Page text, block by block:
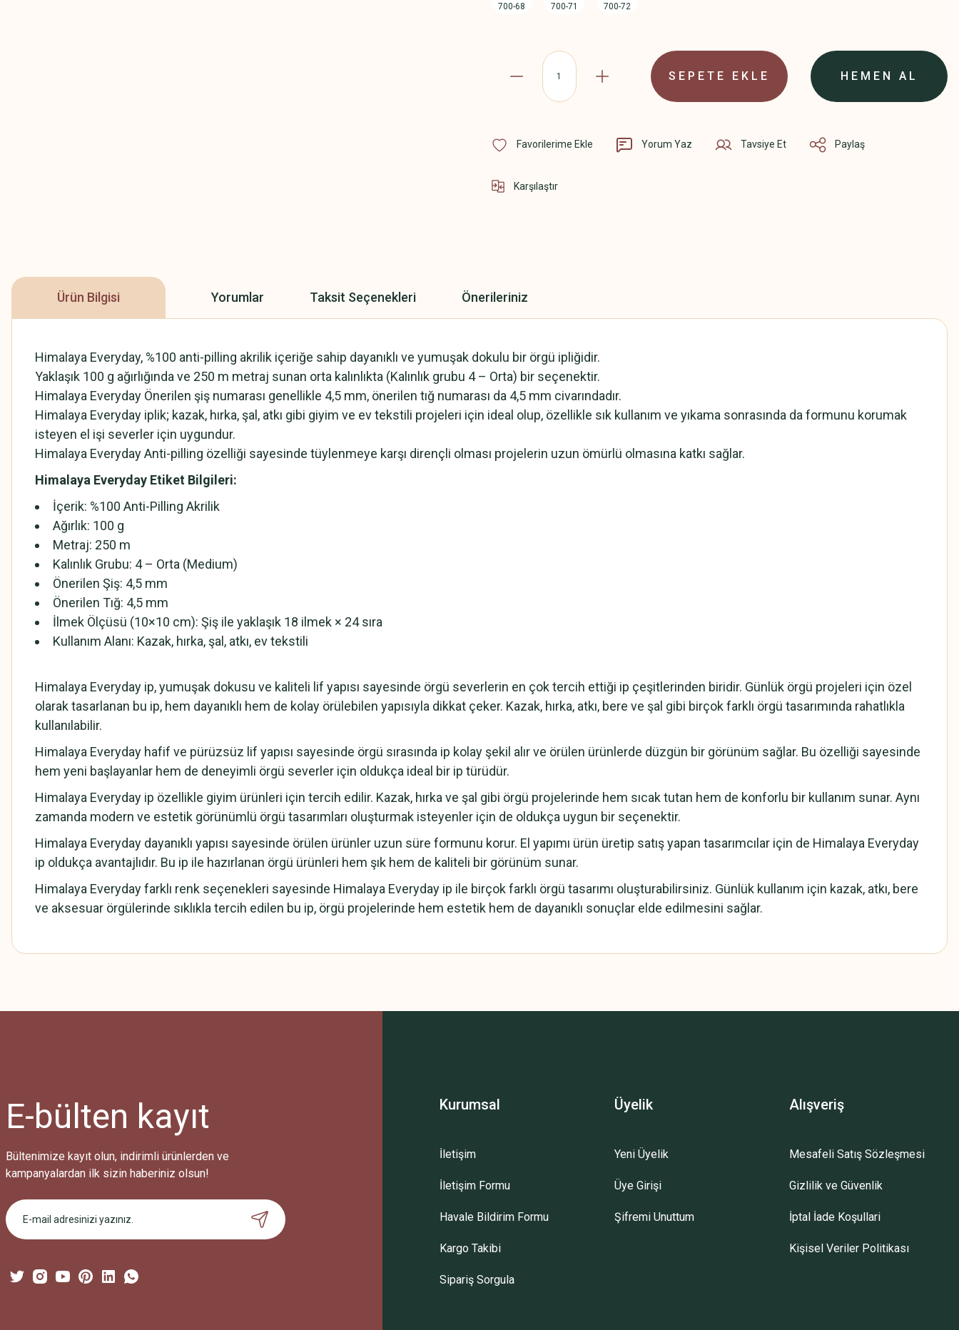
SEPETE EKLE HEMEN AL
Yorum Yaz Tavsiye Et Paylaş
Karşılaştır
Ürün Bilgisi Yorumlar Taksit Seçenekleri Önerileriniz
Himalaya Everyday, %100 anti-pilling akrilik içeriğe sahip dayanıklı ve yumuşak dokulu bir örgü ipliğidir.
Yaklaşık 100 g ağırlığında ve 250 m metraj sunan orta kalınlıkta (Kalınlık grubu 4 – Orta) bir seçenektir.
Himalaya Everyday Önerilen şiş numarası genellikle 4,5 mm, önerilen tığ numarası da 4,5 mm civarındadır.
Himalaya Everyday iplik; kazak, hırka, şal, atkı gibi giyim ve ev tekstili projeleri için ideal olup, özellikle sık kullanım ve yıkama sonrasında da formunu korumak
isteyen el işi severler için uygundur.
Himalaya Everyday Anti-pilling özelliği sayesinde tüylenmeye karşı dirençli olması projelerin uzun ömürlü olmasına katkı sağlar.
Himalaya Everyday Etiket Bilgileri:
İçerik: %100 Anti-Pilling Akrilik
Ağırlık: 100 g
Metraj: 250 m
Kalınlık Grubu: 4 – Orta (Medium)
Önerilen Şiş: 4,5 mm
Önerilen Tığ: 4,5 mm
İlmek Ölçüsü (10×10 cm): Şiş ile yaklaşık 18 ilmek × 24 sıra
Kullanım Alanı: Kazak, hırka, şal, atkı, ev tekstili
Himalaya Everyday ip, yumuşak dokusu ve kaliteli lif yapısı sayesinde örgü severlerin en çok tercih ettiği ip çeşitlerinden biridir. Günlük örgü projeleri için özel
olarak tasarlanan bu ip, hem dayanıklı hem de kolay örülebilen yapısıyla dikkat çeker. Kazak, hırka, atkı, bere ve şal gibi birçok farklı örgü tasarımında rahatlıkla
kullanılabilir.
Himalaya Everyday hafif ve pürüzsüz lif yapısı sayesinde örgü sırasında ip kolay şekil alır ve örülen ürünlerde düzgün bir görünüm sağlar. Bu özelliği sayesinde
hem yeni başlayanlar hem de deneyimli örgü severler için oldukça ideal bir ip türüdür.
Himalaya Everyday ip özellikle giyim ürünleri için tercih edilir. Kazak, hırka ve şal gibi örgü projelerinde hem sıcak tutan hem de konforlu bir kullanım sunar. Aynı
zamanda modern ve estetik görünümlü örgü tasarımları oluşturmak isteyenler için de oldukça uygun bir seçenektir.
Himalaya Everyday dayanıklı yapısı sayesinde örülen ürünler uzun süre formunu korur. El yapımı ürün üretip satış yapan tasarımcılar için de Himalaya Everyday
ip oldukça avantajlıdır. Bu ip ile hazırlanan örgü ürünleri hem şık hem de kaliteli bir görünüm sunar.
Himalaya Everyday farklı renk seçenekleri sayesinde Himalaya Everyday ip ile birçok farklı örgü tasarımı oluşturabilirsiniz. Günlük kullanım için kazak, atkı, bere
ve aksesuar örgülerinde sıklıkla tercih edilen bu ip, örgü projelerinde hem estetik hem de dayanıklı sonuçlar elde edilmesini sağlar.
Bu ürüne ilk yorumu siz yapın!
Bu ürüne benzer farklı alternatifler olmalı.
Gönder
E-bülten kayıt
Bültenimize kayıt olun, indirimli ürünlerden ve
kampanyalardan ilk sizin haberiniz olsun!
Kurumsal
İletişim
İletişim Formu
Havale Bildirim Formu
Kargo Takibi
Sipariş Sorgula
Üyelik
Yeni Üyelik
Üye Girişi
Şifremi Unuttum
Alışveriş
Mesafeli Satış Sözleşmesi
Gizlilik ve Güvenlik
İptal İade Koşullari
Kişisel Veriler Politikası